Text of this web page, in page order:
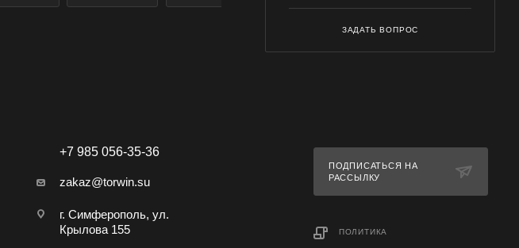
ЗАДАТЬ ВОПРОС
+7 985 056-35-36
zakaz@torwin.su
г. Симферополь, ул.
Крылова 155
ПОДПИСАТЬСЯ НА
РАССЫЛКУ
ПОЛИТИКА